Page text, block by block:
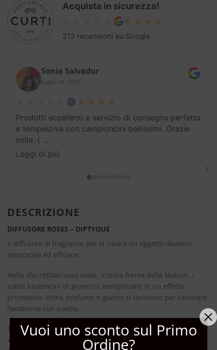
Acquista in sicurezza!
213 recensioni su Google
Sonia Salvador
Luglio 16, 2026
Prodotti eccellenti e servizio di consegna perfetta
e tempestiva con campioncini bellissimi. Grazie
mille. ( …
Leggi di più
›
DESCRIZIONE
DIFFUSORE ROSES – DIPTYQUE
Il diffusore di fragranze per la casa è un oggetto davvero
decorativo ed efficace.
Nello sfaccettato vaso ovale, iconica forma della Maison, i
sottili bastoncini di giunco si moltiplicano in un effetto
prismatico. Vetro, profumo e giunco si uniscono per ravvivare
l’ambiente con poesia.
Concepito per profumare ampi spazi, si basa sulla capillarità
vegetale: i bastoncini in giunco naturale assorbono il
Vuoi uno sconto sul Primo
Ordine?